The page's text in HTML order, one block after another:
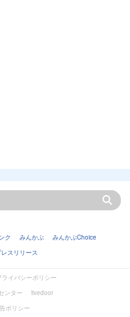
ク みんかぶ
みんかぶChoice
レスリリース
ライバシーポリシー
ンター
livedoor
ポリシー